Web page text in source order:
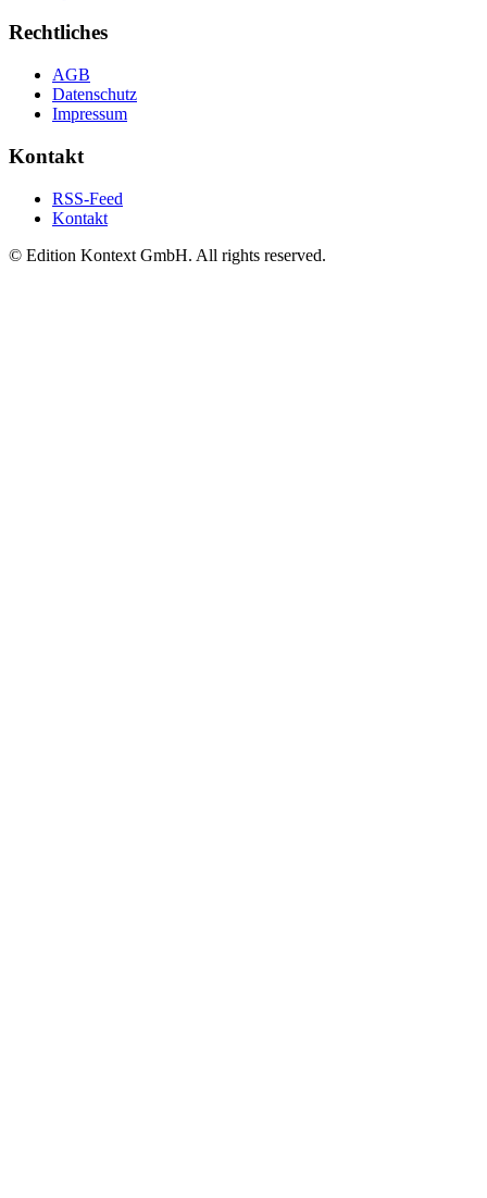
Rechtliches
AGB
Datenschutz
Impressum
Kontakt
RSS-Feed
Kontakt
© Edition Kontext GmbH. All rights reserved.